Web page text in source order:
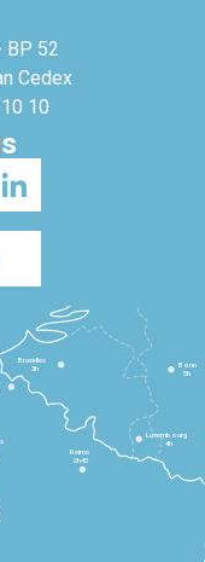
BP 52
Cedex
10
Reims
2h45
Bruxelles
3h
Bonn
5h
Luxembourg
4h